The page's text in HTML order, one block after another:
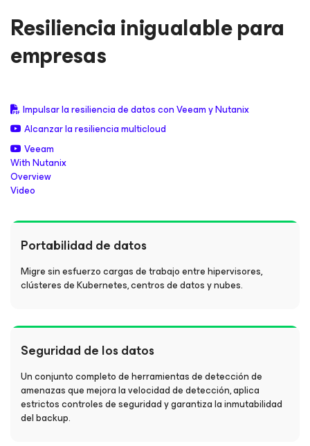
Resiliencia inigualable para
empresas
Impulsar la resiliencia de datos con Veeam y Nutanix
Alcanzar la resiliencia multicloud
Veeam
With Nutanix
Overview
Video
Portabilidad de datos
Migre sin esfuerzo cargas de trabajo entre hipervisores,
clústeres de Kubernetes, centros de datos y nubes.
Seguridad de los datos
Un conjunto completo de herramientas de detección de
amenazas que mejora la velocidad de detección, aplica
estrictos controles de seguridad y garantiza la inmutabilidad
del backup.